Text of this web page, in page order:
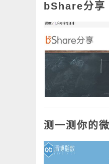
bShare分享
测一测你的